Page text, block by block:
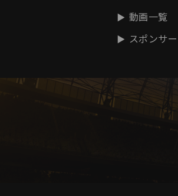
動画一覧
スポンサー